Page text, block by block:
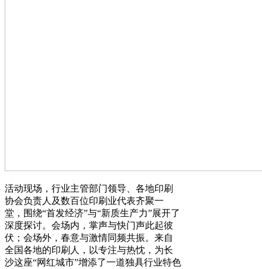
活动现场，行业主管部门领导、各地印刷
协会负责人及数百位印刷业代表齐聚一
堂，围绕“首发经济”与“新质生产力”展开了
深度探讨。会场内，掌声与快门声此起彼
伏；会场外，春意与激情同频共振。来自
全国各地的印刷人，以专注与热忱，为长
沙这座“网红城市”增添了一道独具行业特色